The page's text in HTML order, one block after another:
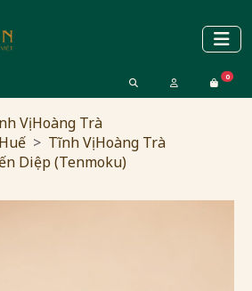
0
Vị Hoàng Trà
Tĩnh Vị Hoàng Trà
Diệp (Tenmoku)